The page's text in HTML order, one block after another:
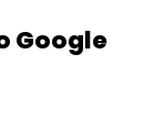
Google